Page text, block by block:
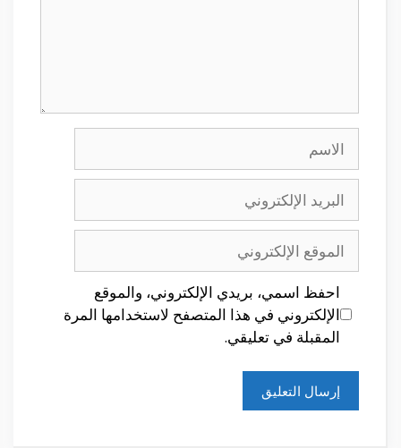
الاسم
البريد
الإلكتروني
الموقع
الإلكتروني
احفظ اسمي، بريدي الإلكتروني، والموقع
الإلكتروني في هذا المتصفح لاستخدامها المرة
المقبلة في تعليقي.